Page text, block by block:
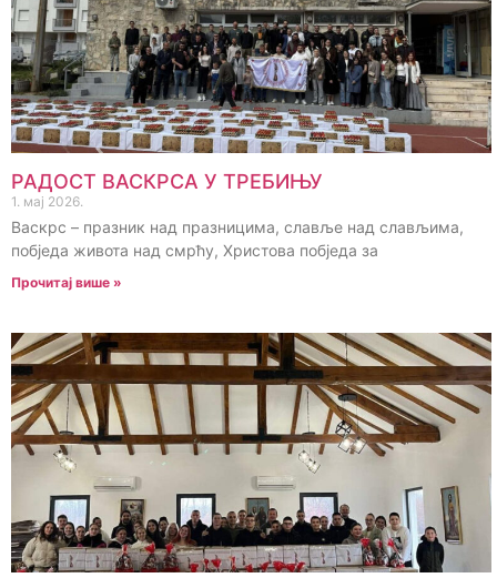
РАДОСТ ВАСКРСА У ТРЕБИЊУ
1. мај 2026.
Васкрс – празник над празницима, славље над слављима,
побједа живота над смрћу, Христова побједа за
Прочитај више »